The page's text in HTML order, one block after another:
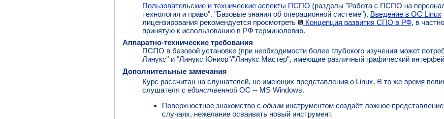
Пользовательские и технические аспекты ПСПО (разделы "Работа с ПСПО на
технология и право". "Базовые знания об операционной системе"), Введение в ОС Linux
лицензирования рекомендуется просмотреть
Концепция развития СПО в РФ, в
принятую к использованию в РФ терминологию.
Аппаратно-технические требования
ПСПО в базовой установке (при необходимости более глубокого изучения может
Линукс" и "Линукс Юниор"/"Линукс Мастер", имеющие различный графический
Дополнительные замечания
Курс рассчитан на слушателей, не имеющих представления о Linux. В то же время
слушателя с единственнойОС -- MS Windows.
Поверхностное знакомство с одниминструментом создаёт ложное
случаях, нежелание осваивать новый инструмент.